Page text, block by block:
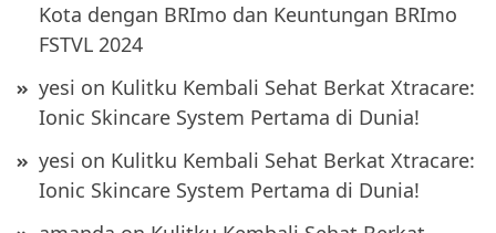
Kota dengan BRImo dan Keuntungan BRImo
FSTVL 2024
yesi on Kulitku Kembali Sehat Berkat Xtracare:
Ionic Skincare System Pertama di Dunia!
yesi on Kulitku Kembali Sehat Berkat Xtracare:
Ionic Skincare System Pertama di Dunia!